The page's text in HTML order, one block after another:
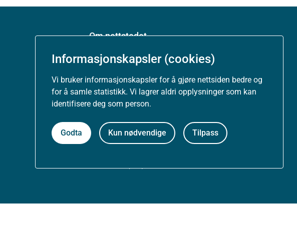
Informasjonskapsler (cookies)
Vi bruker informasjonskapsler for å gjøre nettsiden bedre og
for å samle statistikk. Vi lagrer aldri opplysninger som kan
identifisere deg som person.
Godta Kun nødvendige Tilpass
Om nettstedet
Personvernerklæring
Tilgjengelighetserklæring (uustatus.no)
Nyhetsvarsel og abonnement